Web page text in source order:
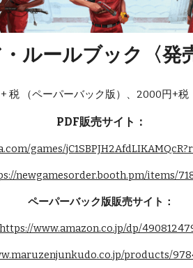
ルールブック〈発
税 （ペーパーバック版）、2000円+税
PDF販売サイト：
games/
newgamesorder.booth.pm/items/
ペーパーバック版販売サイト：
https://www.amazon.co.jp/dp/
products/